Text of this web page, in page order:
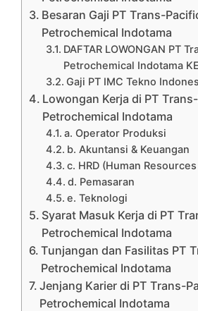
Besaran Gaji PT Trans-
Petrochemical Indotama
DAFTAR LOWONGAN PT
Petrochemical Indotama
Gaji PT IMC Tekno
Lowongan Kerja di PT
Petrochemical Indotama
a. Operator Produksi
b. Akuntansi & Keuangan
c. HRD (Human
d. Pemasaran
e. Teknologi
Syarat Masuk Kerja di PT
Petrochemical Indotama
Tunjangan dan Fasilitas PT
Petrochemical Indotama
Jenjang Karier di PT Trans-
Petrochemical Indotama